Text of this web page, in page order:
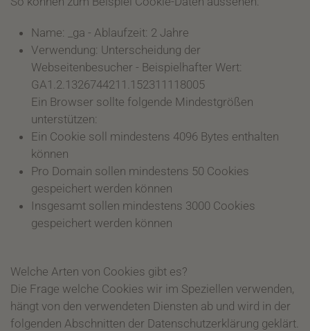
Name: _ga - Ablaufzeit: 2 Jahre
Verwendung: Unterscheidung der
Webseitenbesucher - Beispielhafter Wert:
GA1.2.1326744211.152311118005
Ein Browser sollte folgende Mindestgrößen
unterstützen:
Ein Cookie soll mindestens 4096 Bytes enthalten
können
Pro Domain sollen mindestens 50 Cookies
gespeichert werden können
Insgesamt sollen mindestens 3000 Cookies
gespeichert werden können
Welche Arten von Cookies gibt es?
Die Frage welche Cookies wir im Speziellen verwenden,
hängt von den verwendeten Diensten ab und wird in der
folgenden Abschnitten der Datenschutzerklärung geklärt.